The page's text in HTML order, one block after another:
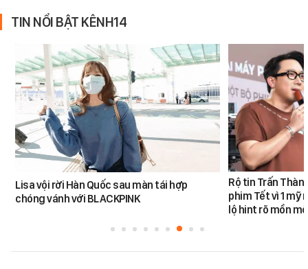
TIN NỔI BẬT KÊNH14
Lisa vội rời Hàn Quốc sau màn tái hợp
chóng vánh với BLACKPINK
Rộ tin Trấn
phim Tết vì 1 mỹ
lộ hint rõ mồn